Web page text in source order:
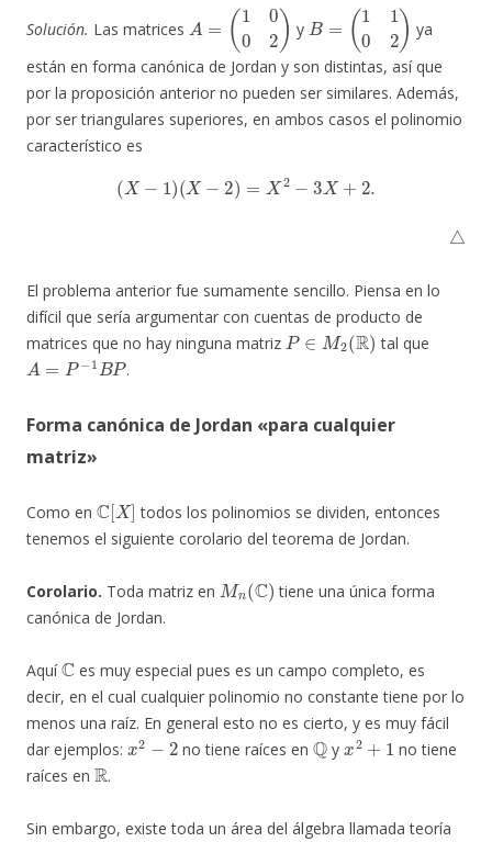
Solución. Las matrices
A 00
y
B= 10
ya
están en forma canónica de Jordan y son distintas, así que
por la proposición anterior no pueden ser similares. Además,
por ser triangulares superiores, en ambos casos el polinomio
característico es
X−1)( −2) 2−3 +2.
△
El problema anterior fue sumamente sencillo. Piensa en lo
difícil que sería argumentar con cuentas de producto de
matrices que no hay ninguna matriz
P∈ M 2(R)
tal que
A=P−1BP
.
Forma canónica de Jordan «para cualquier
matriz»
Como en
C[X]
todos los polinomios se dividen, entonces
tenemos el siguiente corolario del teorema de Jordan.
Corolario. Toda matriz en
Mn (C)
tiene una única forma
canónica de Jordan.
Aquí
C
es muy especial pues es un campo completo, es
decir, en el cual cualquier polinomio no constante tiene por lo
menos una raíz. En general esto no es cierto, y es muy fácil
dar ejemplos:
x2−2
no tiene raíces en
Q
y
x2+1
no tiene
raíces en
R
.
Sin embargo, existe toda un área del álgebra llamada teoría